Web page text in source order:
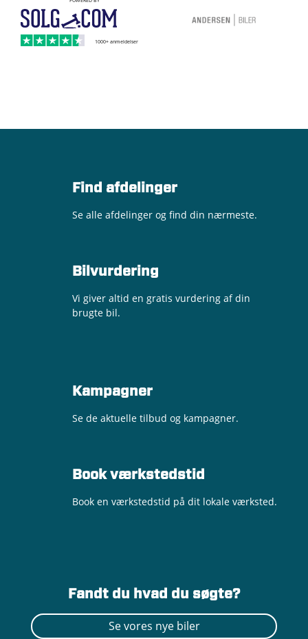
Find afdelinger
Se alle afdelinger og find din nærmeste.
Bilvurdering
Vi giver altid en gratis vurdering af din
brugte bil.
Kampagner
Se de aktuelle tilbud og kampagner.
Book værkstedstid
Book en værkstedstid på dit lokale værksted.
Fandt du hvad du søgte?
Se vores nye biler